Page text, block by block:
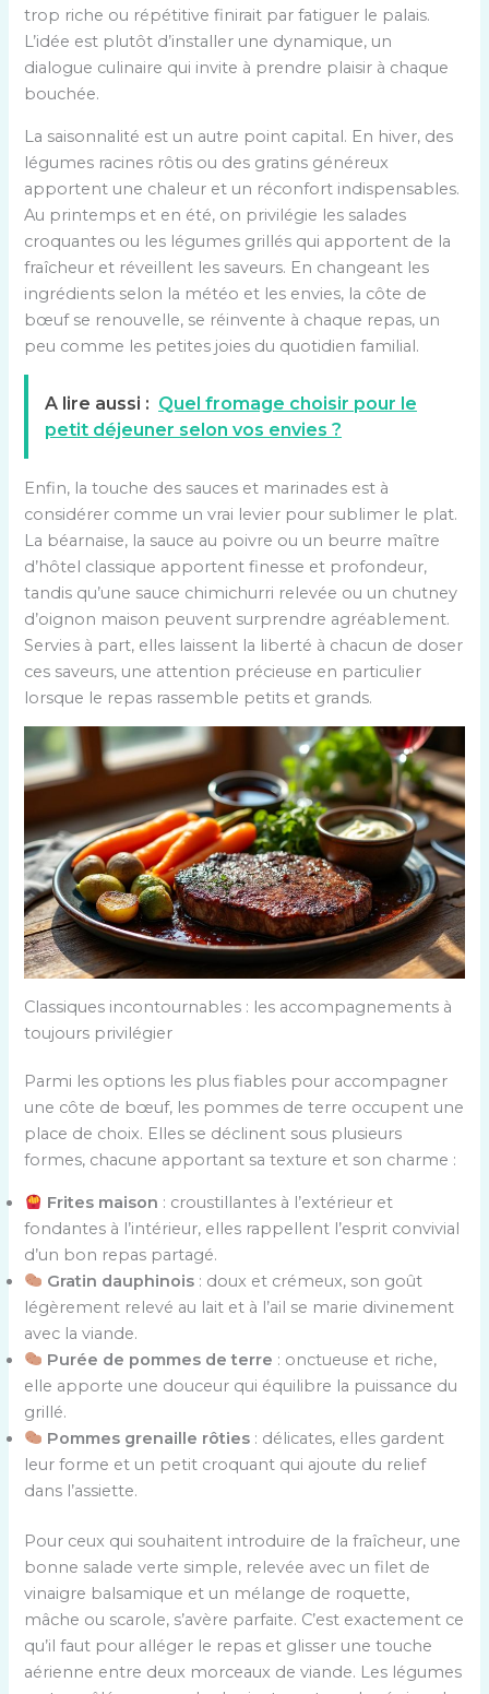
trop riche ou répétitive finirait par fatiguer le palais.
L’idée est plutôt d’installer une dynamique, un
dialogue culinaire qui invite à prendre plaisir à chaque
bouchée.
La saisonnalité est un autre point capital. En hiver, des
légumes racines rôtis ou des gratins généreux
apportent une chaleur et un réconfort indispensables.
Au printemps et en été, on privilégie les salades
croquantes ou les légumes grillés qui apportent de la
fraîcheur et réveillent les saveurs. En changeant les
ingrédients selon la météo et les envies, la côte de
bœuf se renouvelle, se réinvente à chaque repas, un
peu comme les petites joies du quotidien familial.
A lire aussi : Quel fromage choisir pour le
petit déjeuner selon vos envies ?
Enfin, la touche des sauces et marinades est à
considérer comme un vrai levier pour sublimer le plat.
La béarnaise, la sauce au poivre ou un beurre maître
d’hôtel classique apportent finesse et profondeur,
tandis qu’une sauce chimichurri relevée ou un chutney
d’oignon maison peuvent surprendre agréablement.
Servies à part, elles laissent la liberté à chacun de doser
ces saveurs, une attention précieuse en particulier
lorsque le repas rassemble petits et grands.
Classiques incontournables : les accompagnements à
toujours privilégier
Parmi les options les plus fiables pour accompagner
une côte de bœuf, les pommes de terre occupent une
place de choix. Elles se déclinent sous plusieurs
formes, chacune apportant sa texture et son charme :
Frites maison : croustillantes à l’extérieur et
fondantes à l’intérieur, elles rappellent l’esprit convivial
d’un bon repas partagé.
Gratin dauphinois : doux et crémeux, son goût
légèrement relevé au lait et à l’ail se marie divinement
avec la viande.
Purée de pommes de terre : onctueuse et riche,
elle apporte une douceur qui équilibre la puissance du
grillé.
Pommes grenaille rôties : délicates, elles gardent
leur forme et un petit croquant qui ajoute du relief
dans l’assiette.
Pour ceux qui souhaitent introduire de la fraîcheur, une
bonne salade verte simple, relevée avec un filet de
vinaigre balsamique et un mélange de roquette,
mâche ou scarole, s’avère parfaite. C’est exactement ce
qu’il faut pour alléger le repas et glisser une touche
aérienne entre deux morceaux de viande. Les légumes